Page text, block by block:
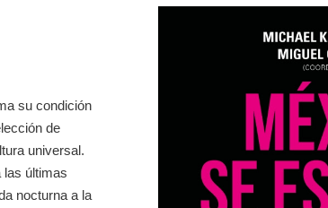
su condición
de
universal.
las últimas
nocturna a la